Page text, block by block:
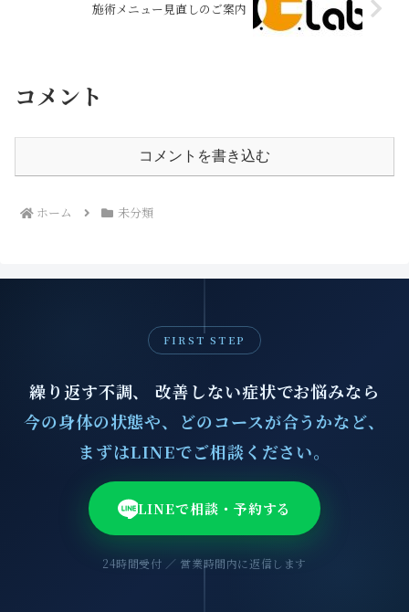
施術メニュー見直しのご案内
コメント
コメントを書き込む
ホーム 未分類
FIRST STEP
繰り返す不調、 改善しない症状でお悩みなら
今の身体の状態や、どのコースが合うかなど、
まずはLINEでご相談ください。
LINEで相談・予約する
24時間受付 ／ 営業時間内に返信します